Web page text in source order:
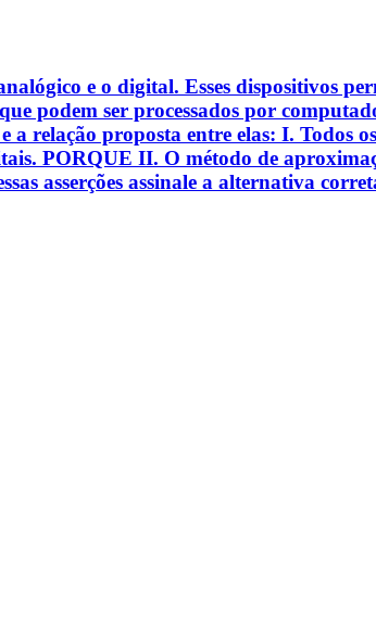
e o digital. Esses dispositivos
podem ser processados por
a relação proposta entre elas: I. Todos
PORQUE II. O método de
asserções assinale a alternativa